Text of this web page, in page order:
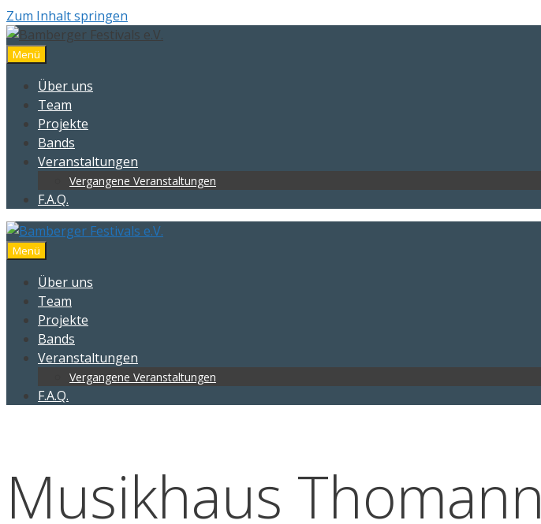
Zum Inhalt springen
Menü
Über uns
Team
Projekte
Bands
Veranstaltungen
Vergangene Veranstaltungen
F.A.Q.
Menü
Über uns
Team
Projekte
Bands
Veranstaltungen
Vergangene Veranstaltungen
F.A.Q.
Musikhaus Thomann